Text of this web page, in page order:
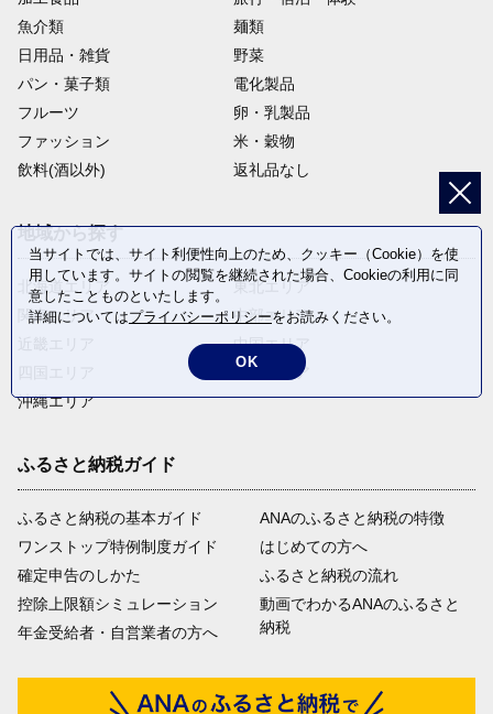
魚介類
麺類
日用品・雑貨
野菜
パン・菓子類
電化製品
フルーツ
卵・乳製品
ファッション
米・穀物
飲料(酒以外)
返礼品なし
地域から探す
北海道エリア
関東エリア
沖縄エリア
東北エリア
中部エリア
中国エリア
九州エリア
ふるさと納税ガイド
ふるさと納税の基本ガイド
ワンストップ特例制度ガイド
確定申告のしかた
控除上限額シミュレーション
年金受給者・自営業者の方へ
ANAのふるさと納税の特徴
はじめての方へ
ふるさと納税の流れ
動画でわかるANAのふるさと
納税
当サイトでは、サイト利便性向上のため、クッキー（Cookie）を使
用しています。サイトの閲覧を継続された場合、Cookieの利用に同
意したことものといたします。
詳細についてはプライバシーポリシーをお読みください。
OK